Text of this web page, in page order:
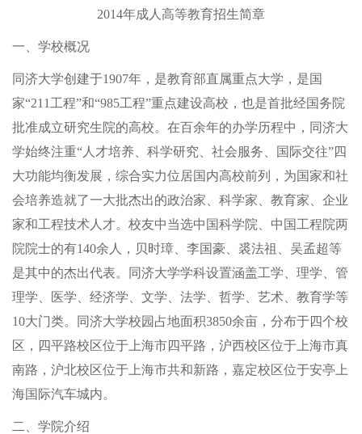
2014年成人高等教育招生简章
一、学校概况
同济大学创建于1907年，是教育部直属重点大学，是国
家“211工程”和“985工程”重点建设高校，也是首批经国务院
批准成立研究生院的高校。在百余年的办学历程中，同济大
学始终注重“人才培养、科学研究、社会服务、国际交往”四
大功能均衡发展，综合实力位居国内高校前列，为国家和社
会培养造就了一大批杰出的政治家、科学家、教育家、企业
家和工程技术人才。校友中当选中国科学院、中国工程院两
院院士的有140余人，贝时璋、李国豪、裘法祖、吴孟超等
是其中的杰出代表。同济大学学科设置涵盖工学、理学、管
理学、医学、经济学、文学、法学、哲学、艺术、教育学等
10大门类。同济大学校园占地面积3850余亩，分布于四个校
区，四平路校区位于上海市四平路，沪西校区位于上海市真
南路，沪北校区位于上海市共和新路，嘉定校区位于安亭上
海国际汽车城内。
二、学院介绍